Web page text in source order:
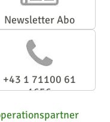
Newsletter Abo
+43 1 71100 61
1656